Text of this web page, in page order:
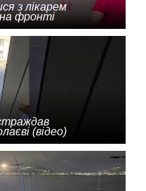
з лікарем
фронті
(відео)